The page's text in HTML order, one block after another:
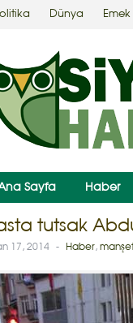
Dünya Emek
Sayfa Haber
tutsak
17, 2014 - Haber,